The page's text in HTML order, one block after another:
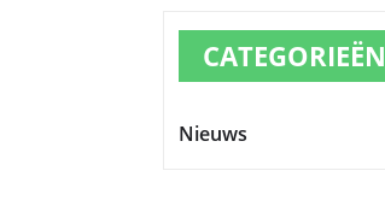
CATEGORIEËN
Nieuws